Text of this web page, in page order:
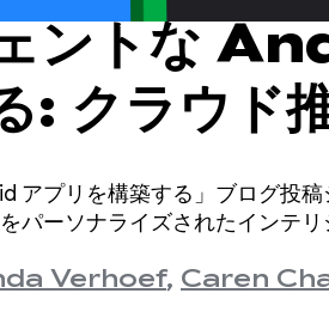
ントな
: クラウド
アプリを構築する」ブログ投
パーソナライズされたインテ
Verhoef, Caren